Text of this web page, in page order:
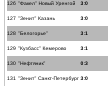
126 "Факел" Новый Уренгой 3:0
127 "Зенит" Казань 3:0
128 "Белогорье" 3:1
129 "Кузбасс" Кемерово 3:1
130 "Нефтяник" 0:3
131 "Зенит" Санкт-Петербург 3:0